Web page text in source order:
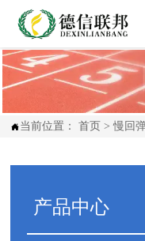
当前位置：首页 >慢回
产品中心